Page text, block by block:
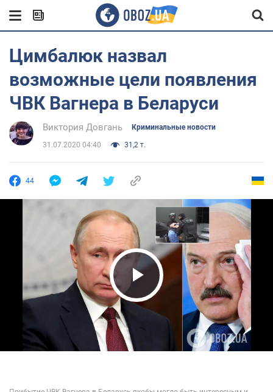
Цимбалюк назвал
возможные цели появления
ЧВК Вагнера в Беларуси
Виктория Довгань Криминальные новости
31.07.2020 04:40 31,2 т.
44
Play Video